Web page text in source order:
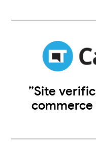
”Site
commerce